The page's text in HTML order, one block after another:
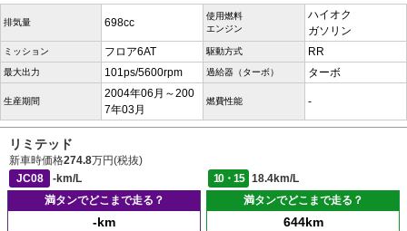
排気量 698cc
使用燃料
エンジン
ハイオク
ガソリン
ミッション フロア6AT 駆動方式 RR
最大出力 101ps/5600rpm 過給器（ターボ） ターボ
生産期間
2004年06月～200
7年03月
燃費性能 -
リミテッド
新車時価格274.8万円(税抜)
JC08
-km/L 10・15
18.4km/L
満タンでどこまで走る？
-km
満タンでどこまで走る？
644km